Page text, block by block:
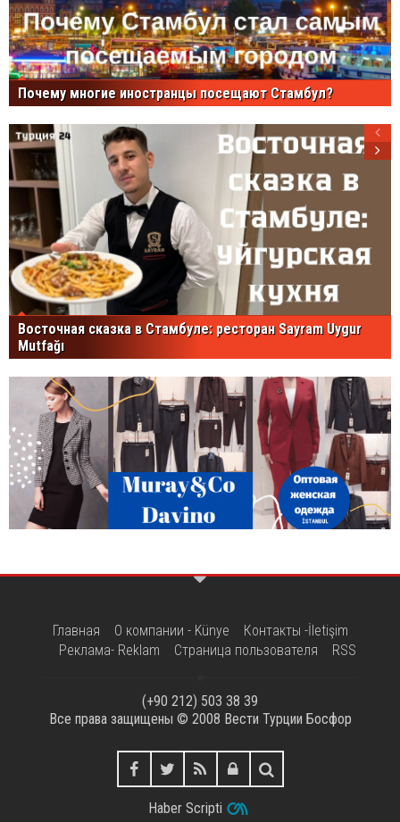
Почему многие иностранцы посещают Стамбул?
Восточная сказка в Стамбуле: ресторан Sayram Uygur
Mutfağı
Главная О компании - Künye
Контакты -İletişim
Реклама- Reklam
Страница пользователя RSS
(+90 212) 503 38 39
Все права защищены © 2008 Вести Турции Босфор
Haber Scripti